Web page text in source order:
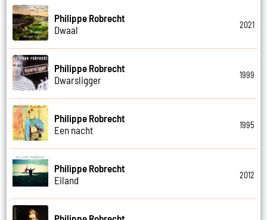
Philippe Robrecht
Dwaal
2021
Philippe Robrecht
Dwarsligger
1999
Philippe Robrecht
Een nacht
1995
Philippe Robrecht
Eiland
2012